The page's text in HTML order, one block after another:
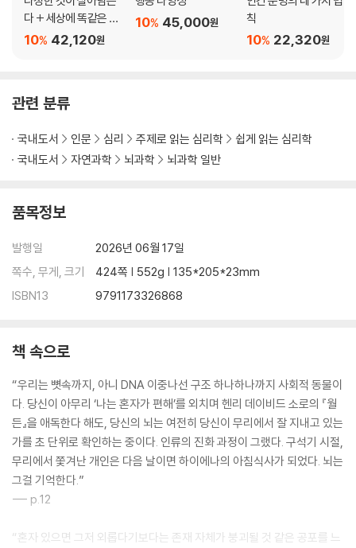
다 + 세상에 똑같은 개
는 없다 세트
42,120원
10%
45,000원
10%
칙
22,320원
10%
관련 분류
국내도서 인문 심리 주제로 읽는 심리학
쉽게 읽는 심리학
국내도서
자연과학 뇌과학 뇌과학 일반
품목정보
발행일
2026년 06월 17일
쪽수, 무게, 크기
424쪽 | 552g | 135*205*23mm
ISBN13
9791173326868
책 속으로
“우리는 뼛속까지, 아니 DNA 이중나선 구조 하나하나까지 사회적 동물이
다. 당신이 아무리 ‘나는 혼자가 편해’를 외치며 헨리 데이비드 소로의 『월
든』을 애독한다 해도, 당신의 뇌는 여전히 당신이 무리에서 잘 지내고 있는
가를 초 단위로 확인하는 중이다. 인류의 진화 과정이 그랬다. 구석기 시절,
무리에서 쫓겨난 개인은 다음 날이면 하이에나의 아침식사가 되었다. 뇌는
그걸 기억한다.”
--- p.12
“혼자 있으면 그저 외롭다기보다는 존재 자체가 붕괴될 것 같은 공포를 느